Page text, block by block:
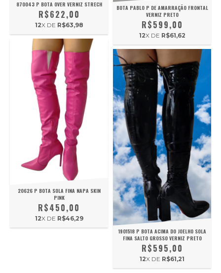
870043 P BOTA OVER VERNIZ STRECH
R$622,00
12X DE R$63,98
BOTA PABLO P DE AMARRAÇÃO FRONTAL
VERNIZ PRETO
R$599,00
12X DE R$61,62
20626 P BOTA SOLA FINA NAPA SKIN
PINK
R$450,00
12X DE R$46,29
1901518 P BOTA ACIMA DO JOELHO SOLA
FINA SALTO GROSSO VERNIZ PRETO
R$595,00
12X DE R$61,21